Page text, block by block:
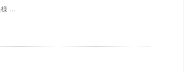
...